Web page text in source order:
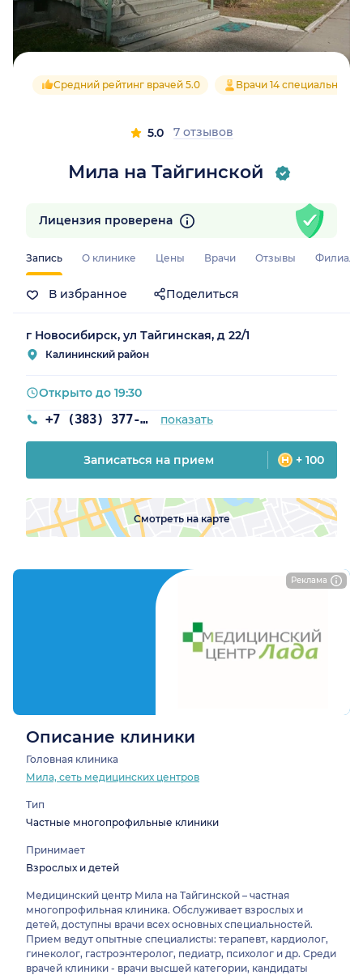
Реклама
Мила на Тайгинской
Средний рейтинг врачей 5.0 Врачи 14
5.0 7 отзывов
Запись О клинике Цены Врачи Отзывы Филиалы
В избранное Поделиться
Лицензия проверена
г Новосибирск, ул Тайгинская, д 22/1
Калининский район
+7 (383) 377-72-04 показать
Открыто до 19:30
Записаться на прием + 100
Смотреть на карте
Описание клиники
Головная клиника
Мила, сеть медицинских центров
Тип
Частные многопрофильные клиники
Принимает
Взрослых и детей
Медицинский центр Мила на Тайгинской – частная
многопрофильная клиника. Обслуживает взрослых и
детей, доступны врачи всех основных специальностей.
Прием ведут опытные специалисты: терапевт, кардиолог,
гинеколог, гастроэнтеролог, педиатр, психолог и др. Среди
врачей клиники - врачи высшей категории, кандидаты